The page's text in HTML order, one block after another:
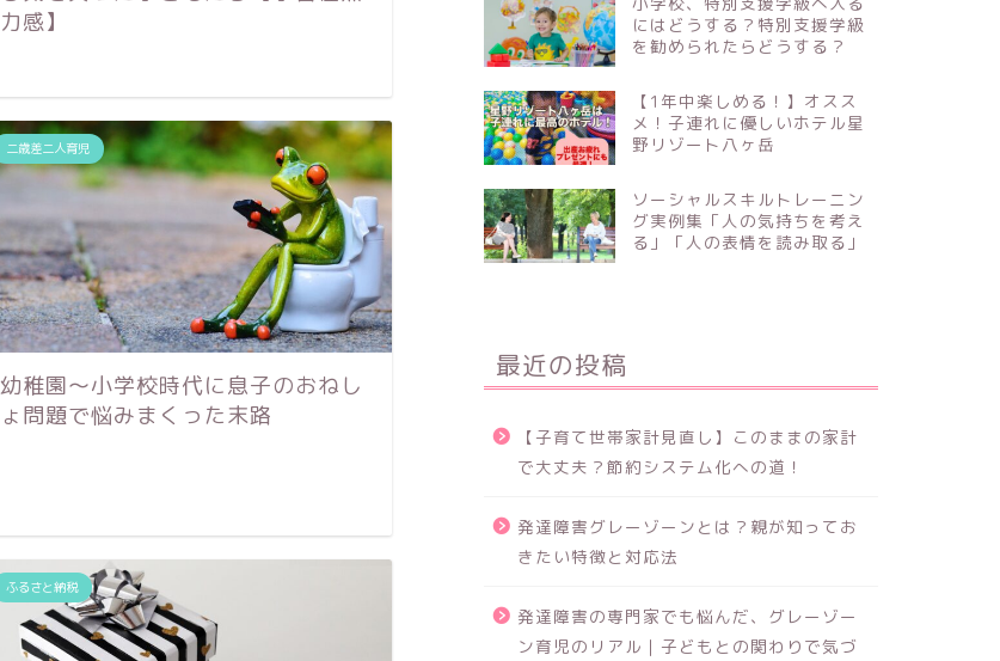
力感】
二歳差二人育児
幼稚園〜小学校時代に息子のおねし
ょ問題で悩みまくった末路
ふるさと納税
力感】
二歳差二人育児
幼稚園〜小学校時代に息子のおねし
二歳差二人育児
にはどうする？特別支援学級
を勧められたらどうする？
【1年中楽しめる！】オスス
メ！子連れに優しいホテル星
野リゾート八ヶ岳
ソーシャルスキルトレーニン
グ実例集「人の気持ちを考え
る」「人の表情を読み取る」
最近の投稿
【子育て世帯家計見直し】このままの家計
で大丈夫？節約システム化への道！
発達障害グレーゾーンとは？親が知ってお
きたい特徴と対応法
発達障害の専門家でも悩んだ、グレーゾー
ン育児のリアル｜子どもとの関わりで気づ